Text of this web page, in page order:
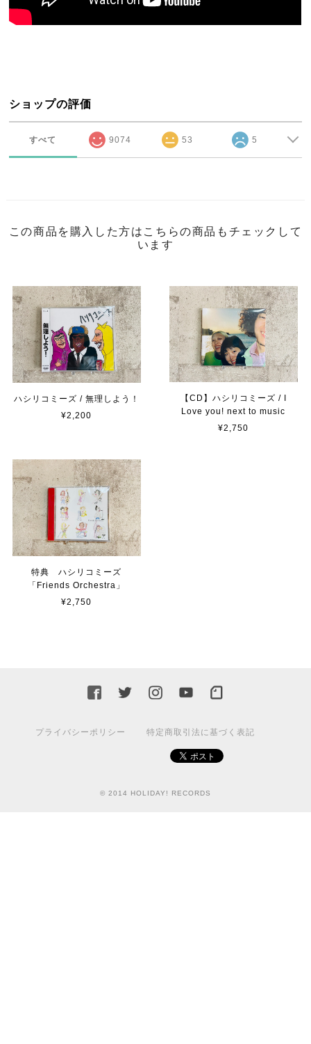
ショップの評価
すべて 9074 53 5
この商品を購入した方はこちらの商品もチェックして
います
ハシリコミーズ / 無理しよう！
¥2,200
【CD】ハシリコミーズ / I
Love you! next to music
¥2,750
特典 ハシリコミーズ
「Friends Orchestra」
¥2,750
プライバシーポリシー 特定商取引法に基づく表記
© 2014 HOLIDAY! RECORDS